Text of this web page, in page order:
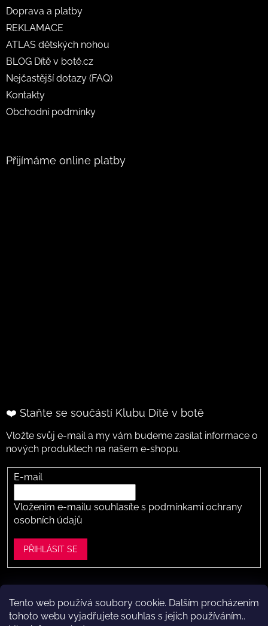
Tento web používá soubory cookie. Dalším procházením
tohoto webu vyjadřujete souhlas s jejich používáním..
Doprava a platby
REKLAMACE
ATLAS dětských nohou
BLOG Dítě v botě.cz
Nejčastější dotazy (FAQ)
Kontakty
Obchodní podmínky
Přijímáme online platby
❤️ Staňte se součástí Klubu Dítě v botě
Vložte svůj e-mail a my vám budeme zasílat informace o
nových produktech na našem e-shopu.
E-mail
Vložením e-mailu souhlasíte s podmínkami ochrany
osobních údajů
PŘIHLÁSIT SE
Vytvořil Shoptet